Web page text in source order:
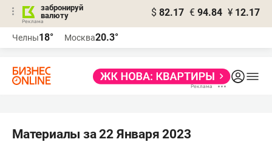
забронируй
валюту
$ 82.17 € 94.84 ¥ 12.17
Челны18° Москва20.3°
Материалы за 22 Января 2023